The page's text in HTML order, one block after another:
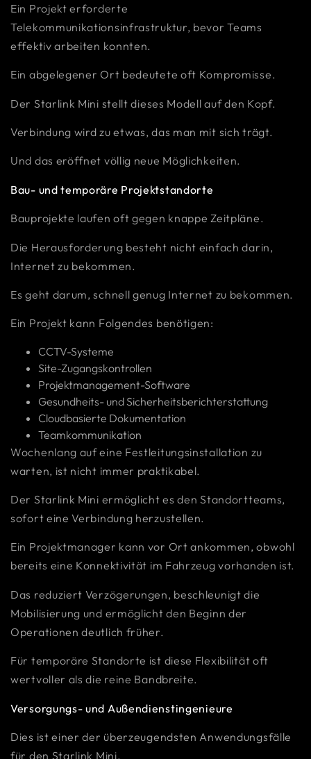
Ein Projekt erforderte
Telekommunikationsinfrastruktur, bevor Teams
effektiv arbeiten konnten.
Ein abgelegener Ort bedeutete oft Kompromisse.
Der Starlink Mini stellt dieses Modell auf den Kopf.
Verbindung wird zu etwas, das man mit sich trägt.
Und das eröffnet völlig neue Möglichkeiten.
Bau- und temporäre Projektstandorte
Bauprojekte laufen oft gegen knappe Zeitpläne.
Die Herausforderung besteht nicht einfach darin,
Internet zu bekommen.
Es geht darum, schnell genug Internet zu bekommen.
Ein Projekt kann Folgendes benötigen:
CCTV-Systeme
Site-Zugangskontrollen
Projektmanagement-Software
Gesundheits- und Sicherheitsberichterstattung
Cloudbasierte Dokumentation
Teamkommunikation
Wochenlang auf eine Festleitungsinstallation zu
warten, ist nicht immer praktikabel.
Der Starlink Mini ermöglicht es den Standortteams,
sofort eine Verbindung herzustellen.
Ein Projektmanager kann vor Ort ankommen, obwohl
bereits eine Konnektivität im Fahrzeug vorhanden ist.
Das reduziert Verzögerungen, beschleunigt die
Mobilisierung und ermöglicht den Beginn der
Operationen deutlich früher.
Für temporäre Standorte ist diese Flexibilität oft
wertvoller als die reine Bandbreite.
Versorgungs- und Außendienstingenieure
Dies ist einer der überzeugendsten Anwendungsfälle
für den Starlink Mini.